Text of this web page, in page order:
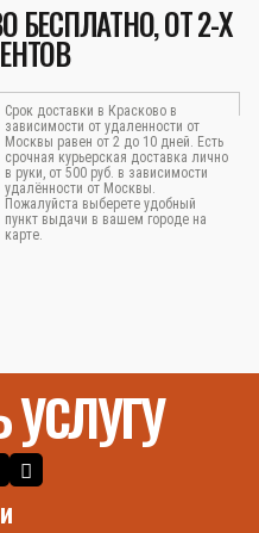
БЕСПЛАТНО, ОТ 2-Х
Срок доставки в Красково в
зависимости от удаленности от
Москвы равен от 2 до 10 дней. Есть
срочная курьерская доставка лично
в руки, от 500 руб. в зависимости
удалённости от Москвы.
Пожалуйста выберете удобный
пункт выдачи в вашем городе на
карте.
УСЛУГУ